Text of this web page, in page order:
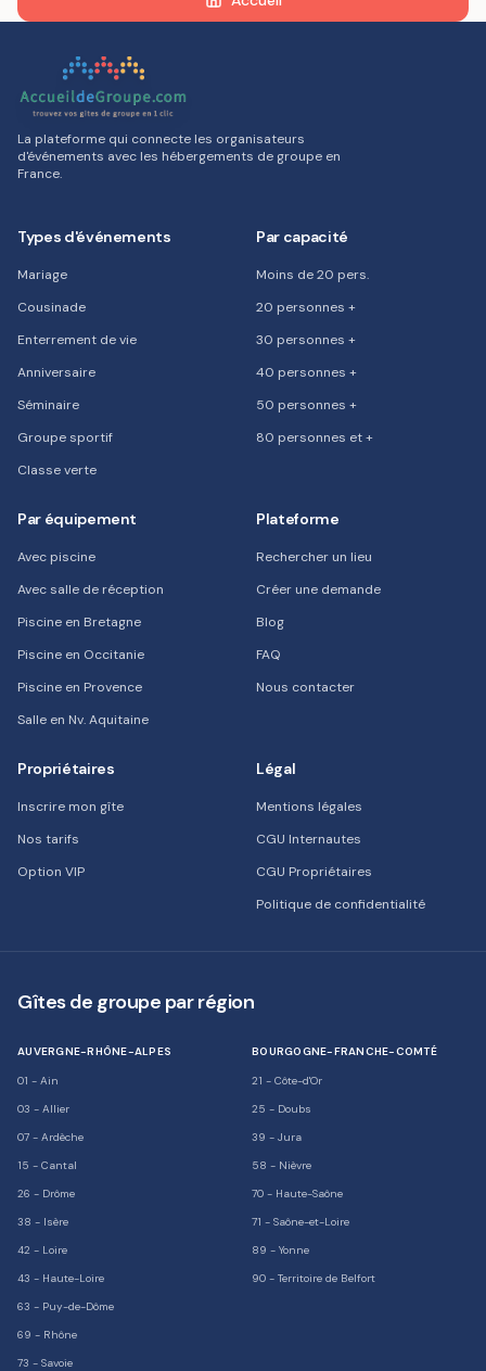
La plateforme qui connecte les organisateurs
d'événements avec les hébergements de groupe en
France.
Types d'événements
Mariage
Cousinade
Enterrement de vie
Anniversaire
Séminaire
Groupe sportif
Classe verte
Par capacité
Moins de 20 pers.
20 personnes +
30 personnes +
40 personnes +
50 personnes +
80 personnes et +
Par équipement
Avec piscine
Avec salle de réception
Piscine en Bretagne
Piscine en Occitanie
Piscine en Provence
Salle en Nv. Aquitaine
Plateforme
Rechercher un lieu
Créer une demande
Blog
FAQ
Nous contacter
Propriétaires
Inscrire mon gîte
Nos tarifs
Option VIP
Légal
Mentions légales
CGU Internautes
CGU Propriétaires
Politique de confidentialité
Gîtes de groupe par région
AUVERGNE-RHÔNE-ALPES
01 - Ain
03 - Allier
07 - Ardèche
15 - Cantal
26 - Drôme
38 - Isère
42 - Loire
43 - Haute-Loire
63 - Puy-de-Dôme
69 - Rhône
73 - Savoie
BOURGOGNE-FRANCHE-COMTÉ
21 - Côte-d'Or
25 - Doubs
39 - Jura
58 - Nièvre
70 - Haute-Saône
71 - Saône-et-Loire
89 - Yonne
90 - Territoire de Belfort